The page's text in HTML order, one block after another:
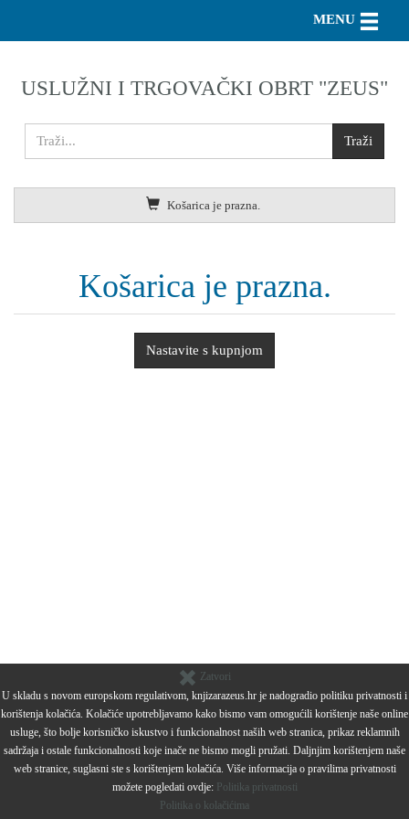
USLUŽNI I TRGOVAČKI OBRT "ZEUS"
Košarica je prazna.
MENU Toggle
Košarica je prazna.
Nastavite s kupnjom
Zatvori
U skladu s novom europskom regulativom, knjizarazeus.hr je nadogradio politiku privatnosti i
korištenja kolačića. Kolačiće upotrebljavamo kako bismo vam omogućili korištenje naše online
usluge, što bolje korisničko iskustvo i funkcionalnost naših web stranica, prikaz reklamnih
sadržaja i ostale funkcionalnosti koje inače ne bismo mogli pružati. Daljnjim korištenjem naše
web stranice, suglasni ste s korištenjem kolačića. Više informacija o pravilima privatnosti
možete pogledati ovdje: Politika privatnosti
Politika o kolačićima